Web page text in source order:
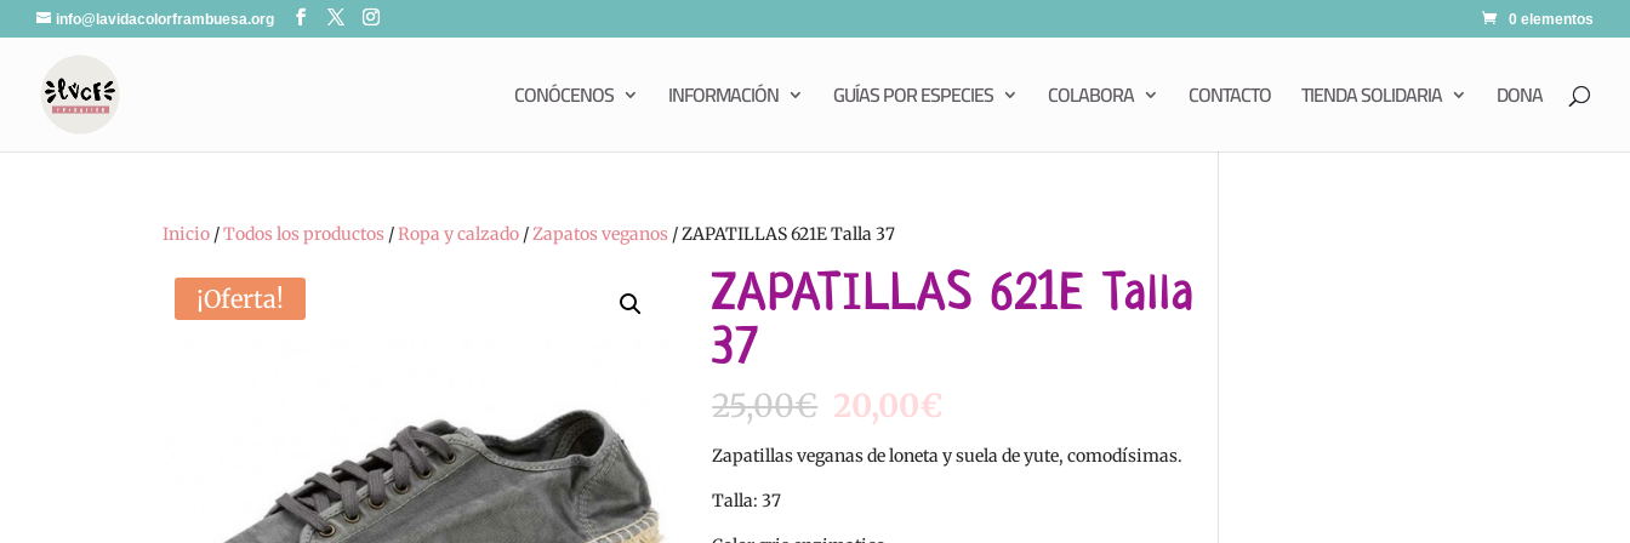
info@lavidacolorframbuesa.org 0 elementos
CONÓCENOS INFORMACIÓN GUÍAS POR ESPECIES COLABORA CONTACTO TIENDA SOLIDARIA DONA
Inicio /Todos los productos /Ropa y calzado /Zapatos veganos / ZAPATILLAS 621E Talla 37
¡Oferta!
ZAPATILLAS 621E Talla
37
25,00€ El
precio
original
20,00€
actual
Zapatillas veganas de loneta y suela de yute, comodísimas.
Talla: 37